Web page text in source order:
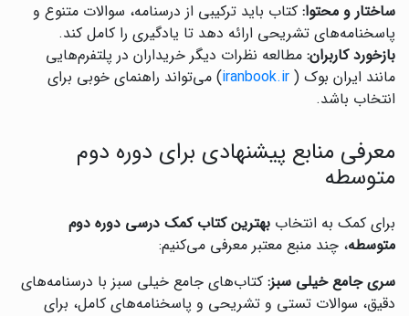
ساختار و محتوا: کتاب باید ترکیبی از درسنامه، سوالات متنوع و
پاسخنامه‌های تشریحی ارائه دهد تا یادگیری را کامل کند.
بازخورد کاربران: مطالعه نظرات دیگر خریداران در پلتفرم‌هایی
مانند ایران بوک ( iranbook.ir) می‌تواند راهنمای خوبی برای
انتخاب باشد.
معرفی منابع پیشنهادی برای دوره دوم
متوسطه
برای کمک به انتخاب بهترین کتاب کمک درسی دوره دوم
متوسطه، چند منبع معتبر معرفی می‌کنیم:
سری جامع خیلی سبز: کتاب‌های جامع خیلی سبز با درسنامه‌های
دقیق، سوالات تستی و تشریحی و پاسخنامه‌های کامل، برای